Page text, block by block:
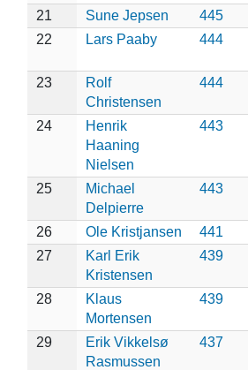
21 Sune Jepsen
445
22
Lars Paaby 444
23
Rolf
Christensen
444
24
Henrik
Haaning
Nielsen
443
25
Michael
Delpierre
443
26 Ole Kristjansen
441
27
Karl Erik
Kristensen
439
28
Klaus
Mortensen
439
29
Erik Vikkelsø
Rasmussen
437